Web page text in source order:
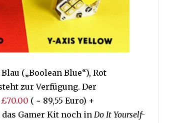
(„Boolean Blue“), Rot
zur Verfügung. Der
£70.00 ( ~ 89,55 Euro) +
Gamer Kit noch in Do It Yourself-